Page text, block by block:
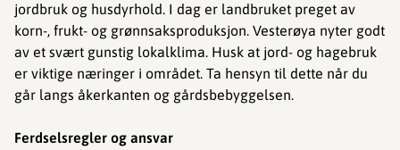
jordbruk og husdyrhold. I dag er landbruket preget av
korn-, frukt- og grønnsaksproduksjon. Vesterøya nyter godt
av et svært gunstig lokalklima. Husk at jord- og hagebruk
er viktige næringer i området. Ta hensyn til dette når du
går langs åkerkanten og gårdsbebyggelsen.
Ferdselsregler og ansvar